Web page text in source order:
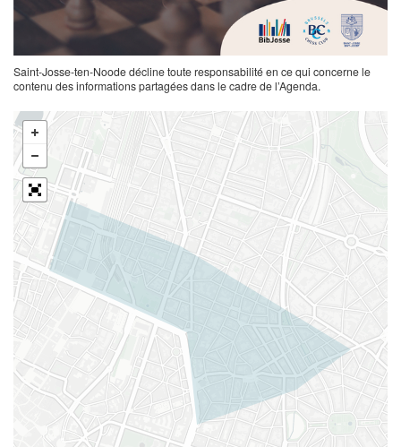
Saint-Josse-ten-Noode décline toute responsabilité en ce qui concerne le
contenu des informations partagées dans le cadre de l’Agenda.